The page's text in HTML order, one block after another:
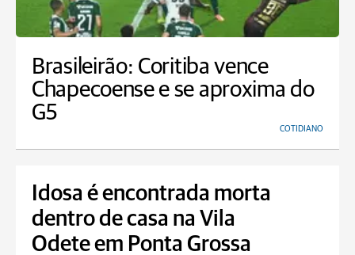
Brasileirão: Coritiba vence
Chapecoense e se aproxima do
G5
COTIDIANO
Idosa é encontrada morta
dentro de casa na Vila
Odete em Ponta Grossa